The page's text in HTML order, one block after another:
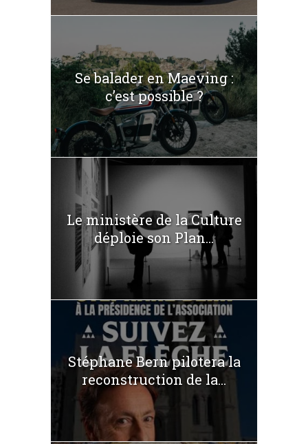
Se balader en Maeving :
c’est possible ?
Le ministère de la Culture
déploie son Plan...
Stéphane Bern pilotera la
reconstruction de la...